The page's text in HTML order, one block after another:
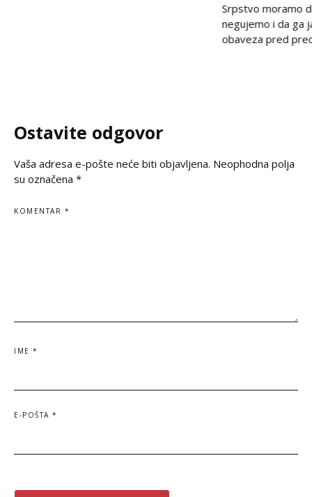
Srpstvo moramo
negujemo i da ga
obaveza pred
Ostavite odgovor
Vaša adresa e-pošte neće biti objavljena. Neophodna polja
su označena *
KOMENTAR *
IME *
E-POŠTA *